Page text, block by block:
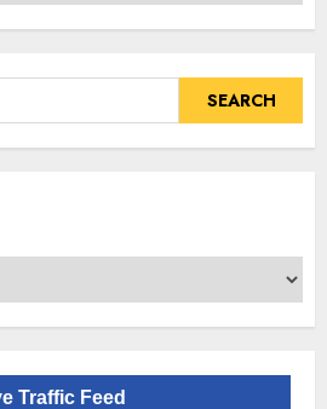
Traffic Feed